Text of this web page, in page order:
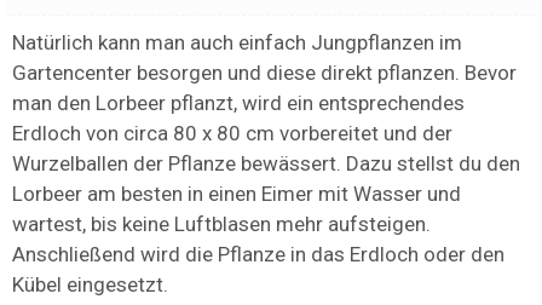
Natürlich kann man auch einfach Jungpflanzen im
Gartencenter besorgen und diese direkt pflanzen. Bevor
man den Lorbeer pflanzt, wird ein entsprechendes
Erdloch von circa 80 x 80 cm vorbereitet und der
Wurzelballen der Pflanze bewässert. Dazu stellst du den
Lorbeer am besten in einen Eimer mit Wasser und
wartest, bis keine Luftblasen mehr aufsteigen.
Anschließend wird die Pflanze in das Erdloch oder den
Kübel eingesetzt.